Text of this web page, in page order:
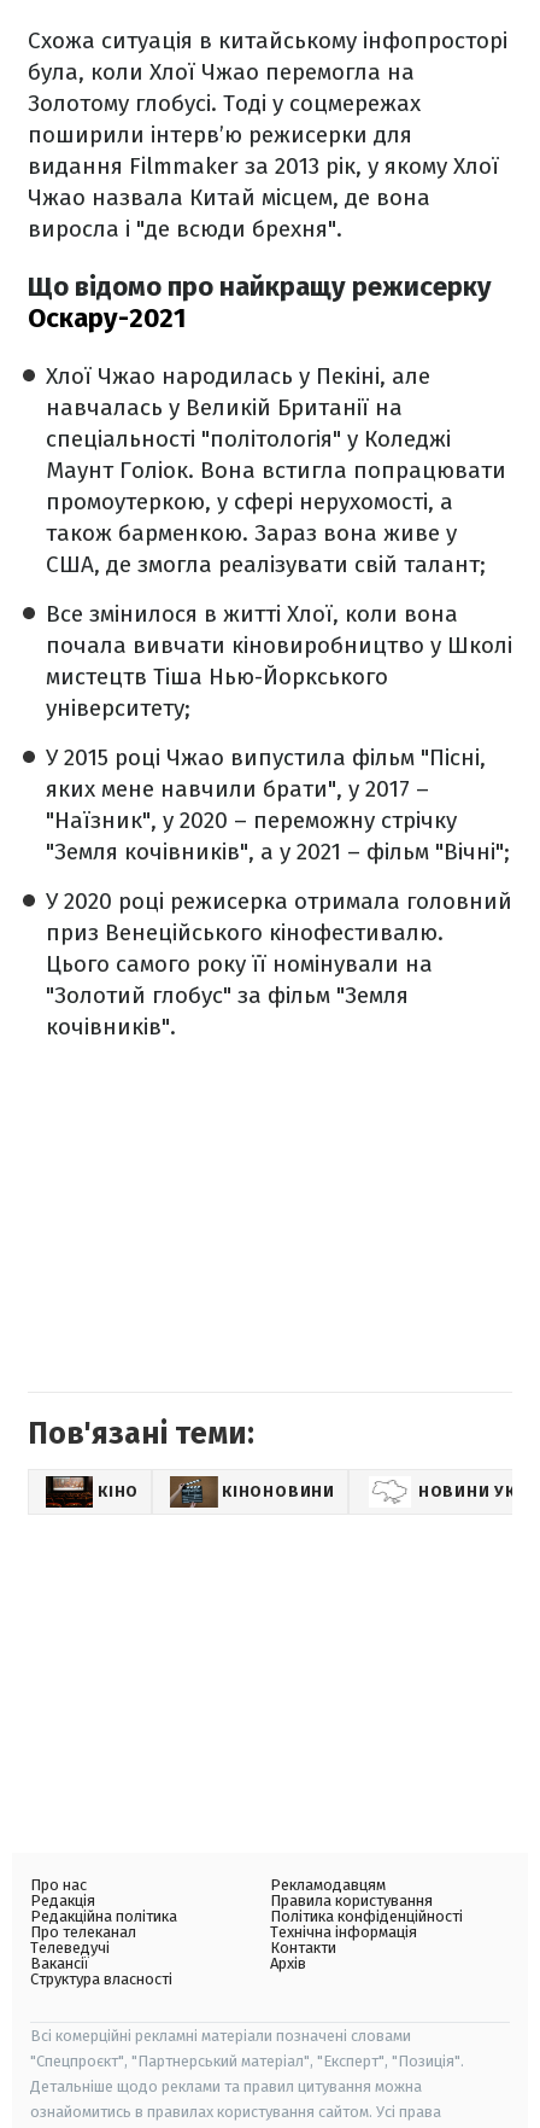
Схожа ситуація в китайському інфопросторі
була, коли Хлої Чжао перемогла на
Золотому глобусі. Тоді у соцмережах
поширили інтерв’ю режисерки для
видання Filmmaker за 2013 рік, у якому Хлої
Чжао назвала Китай місцем, де вона
виросла і "де всюди брехня".
Що відомо про найкращу режисерку
Оскару-2021
Хлої Чжао народилась у Пекіні, але
навчалась у Великій Британії на
спеціальності "політологія" у Коледжі
Маунт Голіок. Вона встигла попрацювати
промоутеркою, у сфері нерухомості, а
також барменкою. Зараз вона живе у
США, де змогла реалізувати свій талант;
Все змінилося в житті Хлої, коли вона
почала вивчати кіновиробництво у Школі
мистецтв Тіша Нью-Йоркського
університету;
У 2015 році Чжао випустила фільм "Пісні,
яких мене навчили брати", у 2017 –
"Наїзник", у 2020 – переможну стрічку
"Земля кочівників", а у 2021 – фільм "Вічні";
У 2020 році режисерка отримала головний
приз Венеційського кінофестивалю.
Цього самого року її номінували на
"Золотий глобус" за фільм "Земля
кочівників".
Пов'язані теми:
КІНО КІНОНОВИНИ НОВИНИ
Про нас
Редакція
Редакційна політика
Про телеканал
Телеведучі
Вакансії
Структура власності
Рекламодавцям
Правила користування
Політика конфіденційності
Технічна інформація
Контакти
Архів
Всі комерційні рекламні матеріали позначені словами
"Спецпроєкт", "Партнерський матеріал", "Експерт", "Позиція".
Детальніше щодо реклами та правил цитування можна
ознайомитись в правилах користування сайтом. Усі права